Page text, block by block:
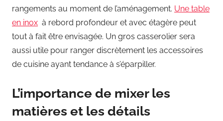
rangements au moment de l’aménagement. Une table
en inox à rebord profondeur et avec étagère peut
tout à fait être envisagée. Un gros casserolier sera
aussi utile pour ranger discrètement les accessoires
de cuisine ayant tendance à s’éparpiller.
L’importance de mixer les
matières et les détails